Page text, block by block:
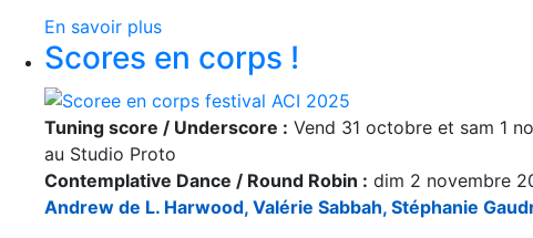
En savoir plus
Scores en corps !
Tuning score / Underscore : Vend 31 octobre et sam 1
au Studio Proto
Contemplative Dance / Round Robin : dim 2 novembre
Andrew de L. Harwood, Valérie Sabbah, Stéphanie